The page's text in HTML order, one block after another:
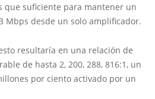
que suficiente para mantener un
Mbps desde un solo amplificador.
resultaría en una relación de
de hasta 2, 200, 288, 816:1, un
por ciento activado por un